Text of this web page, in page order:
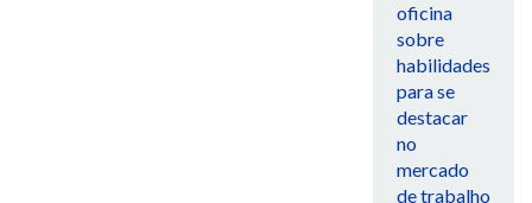
oficina
sobre
habilidades
para se
destacar
no
mercado
de trabalho